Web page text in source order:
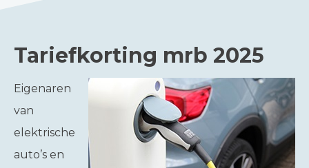
Tariefkorting mrb 2025
Eigenaren
van
elektrische
auto’s en